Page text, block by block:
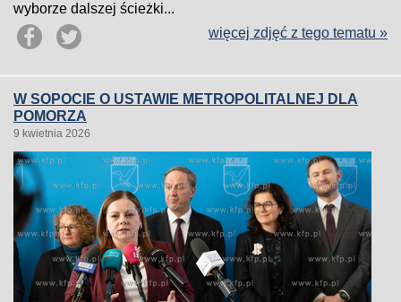
wyborze dalszej ścieżki...
więcej zdjęć z tego tematu »
W SOPOCIE O USTAWIE METROPOLITALNEJ DLA
POMORZA
9 kwietnia 2026